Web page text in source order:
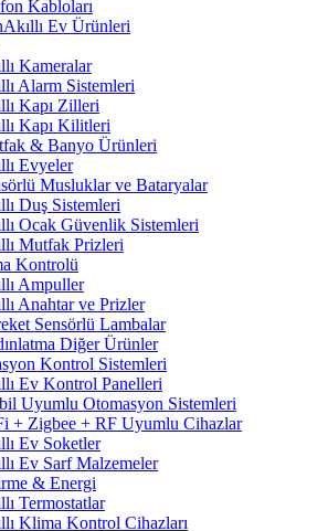
Kabloları
Akıllı Ev Ürünleri
Kameralar
Alarm Sistemleri
Kapı Zilleri
Kapı Kilitleri
& Banyo Ürünleri
Evyeler
Musluklar ve Bataryalar
Duş Sistemleri
Ocak Güvenlik Sistemleri
Mutfak Prizleri
Kontrolü
Ampuller
Anahtar ve Prizler
Sensörlü Lambalar
Diğer Ürünler
Kontrol Sistemleri
Ev Kontrol Panelleri
Uyumlu Otomasyon Sistemleri
+ Zigbee + RF Uyumlu Cihazlar
Ev Soketler
Ev Sarf Malzemeler
& Energi
Termostatlar
Klima Kontrol Cihazları